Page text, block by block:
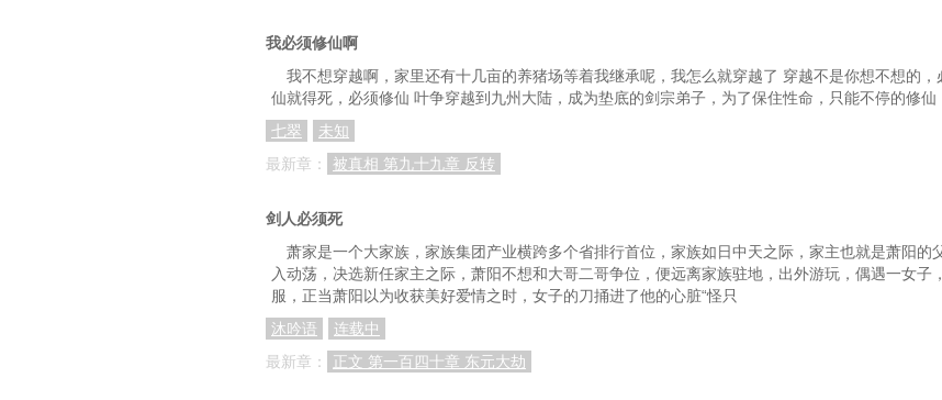
第46章 你们还能睡得着？ 第47章 贴脸输出，实在难堪
第52章 改了改了
第58章 激化矛盾 第59章 整沙瑞金个措手不及
第61章 负面舆论铺天盖地 第62章 深夜会议
第64章 这锅我赵东来不背
第67章 该怎么跟家里的领导解释？
我必须修仙啊
我不想穿越啊，家里还有十几亩的养猪场等着我继承呢，我怎么就穿越了 穿越不是你想不想的
仙就得死，必须修仙 叶争穿越到九州大陆，成为垫底的剑宗弟子，为了保住性命，只能不停的修仙
七翠
未知
最新章：
被真相 第九十九章 反转
剑人必须死
萧家是一个大家族，家族集团产业横跨多个省排行首位，家族如日中天之际，家主也就是萧阳的
入动荡，决选新任家主之际，萧阳不想和大哥二哥争位，便远离家族驻地，出外游玩，偶遇一女子
服，正当萧阳以为收获美好爱情之时，女子的刀捅进了他的心脏“怪只
沐吟语
连载中
最新章：
正文 第一百四十章 东元大劫